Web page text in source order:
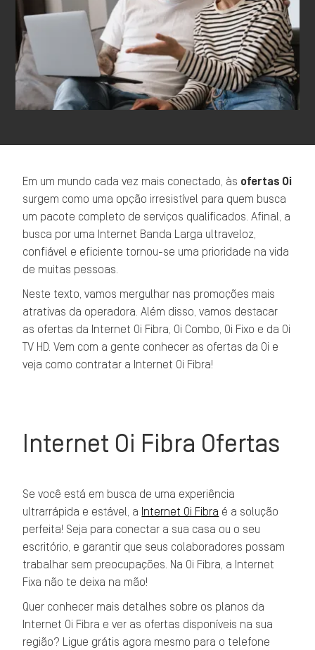
Em um mundo cada vez mais conectado, às ofertas Oi
surgem como uma opção irresistível para quem busca
um pacote completo de serviços qualificados. Afinal, a
busca por uma Internet Banda Larga ultraveloz,
confiável e eficiente tornou-se uma prioridade na vida
de muitas pessoas.
Neste texto, vamos mergulhar nas promoções mais
atrativas da operadora. Além disso, vamos destacar
as ofertas da Internet Oi Fibra, Oi Combo, Oi Fixo e da Oi
TV HD. Vem com a gente conhecer as ofertas da Oi e
veja como contratar a Internet Oi Fibra!
Internet Oi Fibra Ofertas
Se você está em busca de uma experiência
ultrarrápida e estável, a Internet Oi Fibra é a solução
perfeita! Seja para conectar a sua casa ou o seu
escritório, e garantir que seus colaboradores possam
trabalhar sem preocupações. Na Oi Fibra, a Internet
Fixa não te deixa na mão!
Quer conhecer mais detalhes sobre os planos da
Internet Oi Fibra e ver as ofertas disponíveis na sua
região? Ligue grátis agora mesmo para o telefone